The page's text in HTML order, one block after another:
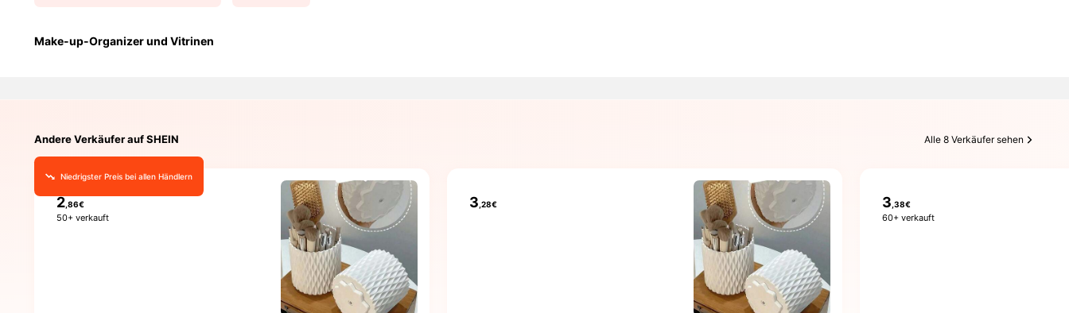
Make-up-Organizer und Vitrinen
Andere Verkäufer auf SHEIN Alle 8 Verkäufer sehen
Niedrigster Preis bei allen Händlern
2 ,86€
50+ verkauft
3 ,28€ 3 ,38€
60+ verkauft